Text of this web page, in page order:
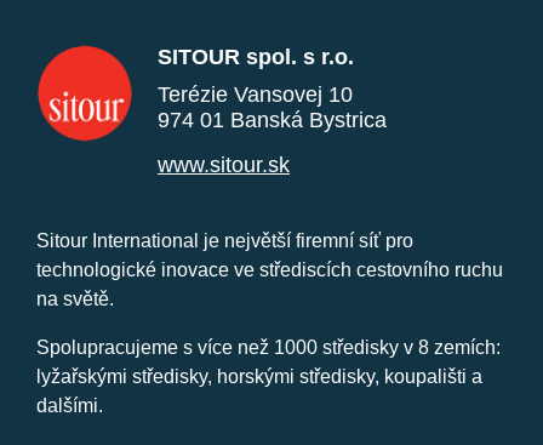
SITOUR spol. s r.o.
Terézie Vansovej 10
974 01 Banská Bystrica
www.sitour.sk
Sitour International je největší firemní síť pro
technologické inovace ve střediscích cestovního ruchu
na světě.
Spolupracujeme s více než 1000 středisky v 8 zemích:
lyžařskými středisky, horskými středisky, koupališti a
dalšími.